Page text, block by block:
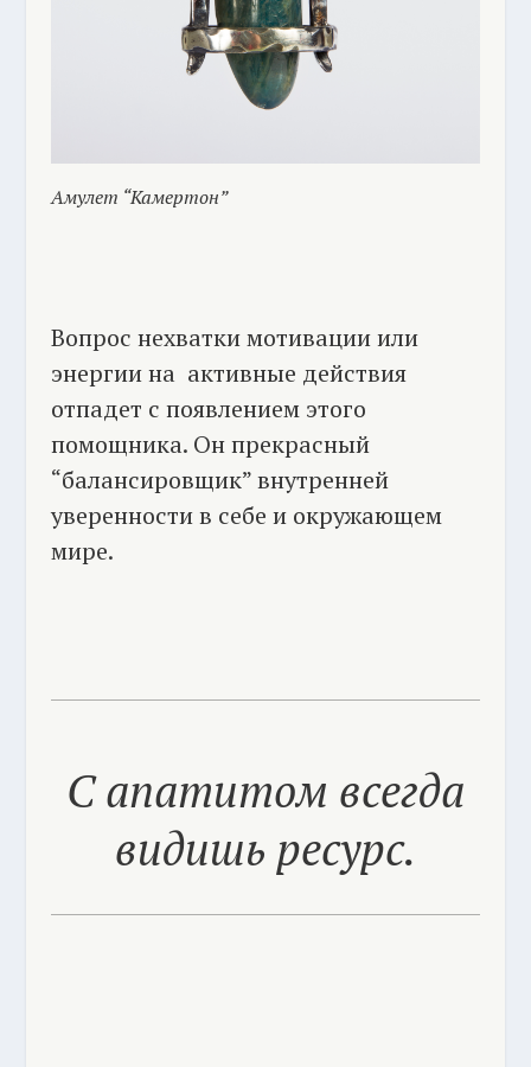
Амулет “Камертон”
Вопрос нехватки мотивации или
энергии на активные действия
отпадет с появлением этого
помощника. Он прекрасный
“балансировщик” внутренней
уверенности в себе и окружающем
мире.
С апатитом всегда
видишь ресурс.